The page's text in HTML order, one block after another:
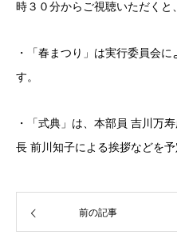
時３０分からご視聴いただくと
・「春まつり」は実行委員会
す。
・「式典」は、本部員 吉川万
長 前川知子による挨拶などを予
前の記事